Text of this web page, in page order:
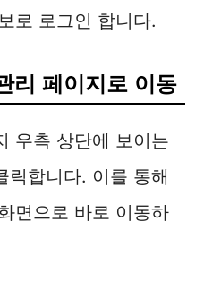
로 로그인 합니다.
리 페이지로 이동
우측 상단에 보이는
릭합니다. 이를 통해
면으로 바로 이동하